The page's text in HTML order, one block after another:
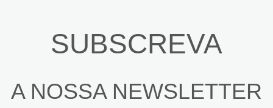
SUBSCREVA
A NOSSA NEWSLETTER